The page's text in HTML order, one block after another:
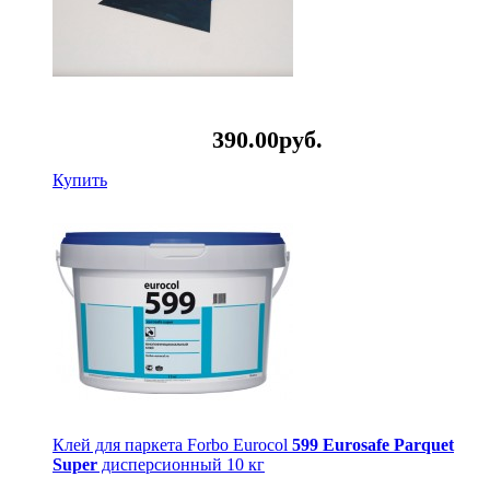
390.00руб.
Купить
Клей для паркета Forbo Eurocol 599 Eurosafe Parquet
Super дисперсионный 10 кг